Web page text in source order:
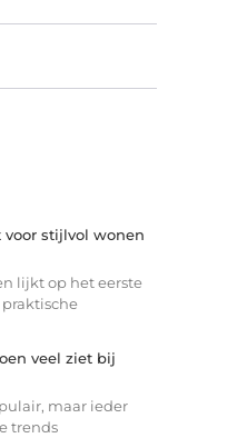
stijlvol wonen
lijkt op het eerste
veel ziet bij
maar ieder
trends